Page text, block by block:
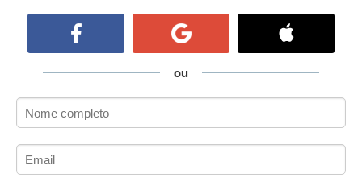
ActiveX
ActiveX Data Objects (ADO)
Ada
Adianti Framework
ADK
Administração
Administração de Artistas e Repertórios
ou